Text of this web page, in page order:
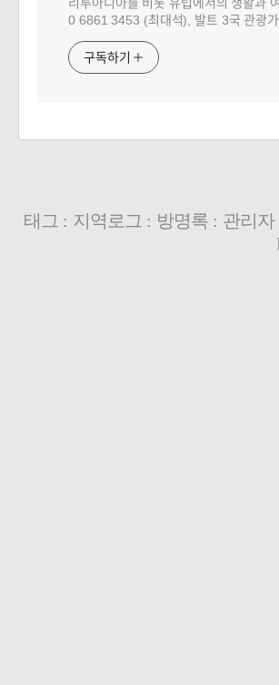
0 6861 3453 (최대석), 발트 3국 관광
구독하기
태그 : 지역로그 : 방명록: 관리자